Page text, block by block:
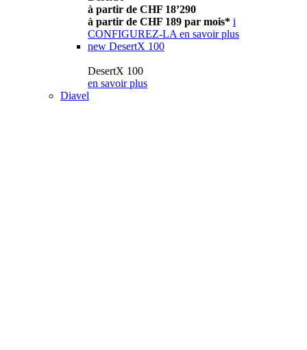
à partir de CHF 18’290
à partir de CHF 189 par mois* i
CONFIGUREZ-LA en savoir plus
new DesertX 100
DesertX 100
en savoir plus
Diavel